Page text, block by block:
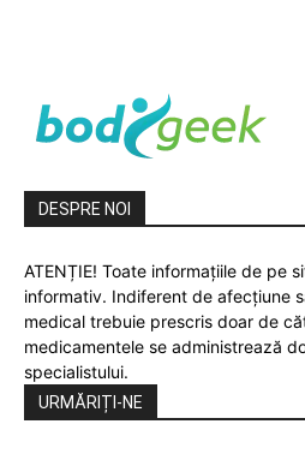
DESPRE NOI
ATENȚIE! Toate informațiile de pe
informativ. Indiferent de afecțiune
medical trebuie prescris doar de
medicamentele se administrează
specialistului.
URMĂRIȚI-NE